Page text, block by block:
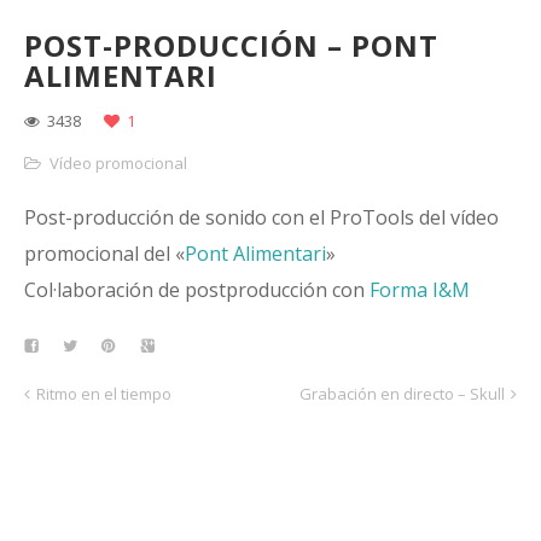
POST-PRODUCCIÓN – PONT
ALIMENTARI
3438
1
Vídeo promocional
Post-producción de sonido con el ProTools del vídeo
promocional del «Pont Alimentari»
Col·laboración de postproducción con Forma I&M
Ritmo en el tiempo Grabación en directo – Skull